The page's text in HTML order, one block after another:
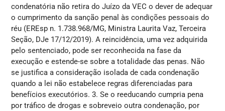
condenatória não retira do Juízo da VEC o dever de adequar
o cumprimento da sanção penal às condições pessoais do
réu (EREsp n. 1.738.968/MG, Ministra Laurita Vaz, Terceira
Seção, DJe 17/12/2019). A reincidência, uma vez adquirida
pelo sentenciado, pode ser reconhecida na fase da
execução e estende-se sobre a totalidade das penas. Não
se justifica a consideração isolada de cada condenação
quando a lei não estabelece regras diferenciadas para
benefícios executórios. 3. Se o reeducando cumpria pena
por tráfico de drogas e sobreveio outra condenação, por